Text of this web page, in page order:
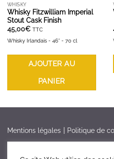
WHISKY
Whisky Fitzwilliam Imperial
Stout Cask Finish
45,00€ TTC
Whisky Irlandais - 46° - 70 cl
AJOUTER AU
PANIER
Mentions légales Politique de
France > Aisne